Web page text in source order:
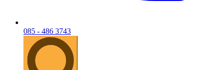
085 - 486 3743